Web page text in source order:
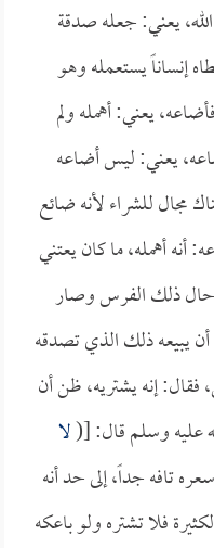
يعني: جعله صدقة
إنساناً يستعمله وهو
يعني: أهمله ولم
يعني: ليس أضاعه
مجال للشراء لأنه ضائع
أنه أهمله، ما كان يعتني
حال ذلك الفرس وصار
يبيعه ذلك الذي تصدقه
إنه يشتريه، ظن أن
عليه وسلم قال: [(لا
تافه جداً، إلى حد أنه
فلا تشتره ولو باعكه